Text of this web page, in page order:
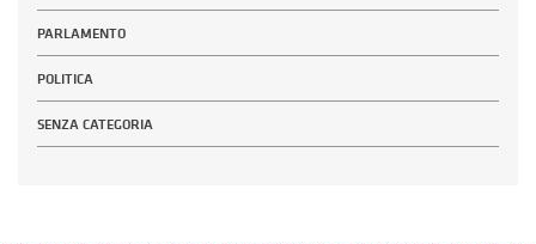
PARLAMENTO
POLITICA
SENZA CATEGORIA